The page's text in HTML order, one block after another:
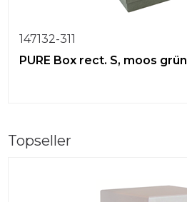
147132-311
PURE Box rect. S, moos grün
Topseller